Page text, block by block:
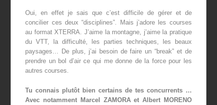
Oui, en effet je sais que c’est difficile de gérer et de
concilier ces deux “disciplines”. Mais j’adore les courses
au format XTERRA. J’aime la montagne, j’aime la pratique
du VTT, la difficulté, les parties techniques, les beaux
paysages… De plus, j’ai besoin de faire un “break” et de
prendre un bol d’air ce qui me donne de la force pour les
autres courses.
Tu connais plutôt bien certains de tes concurrents …
Avec notamment Marcel ZAMORA et Albert MORENO